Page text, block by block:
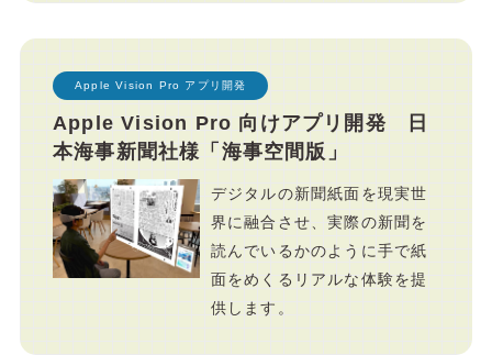
Apple Vision Pro アプリ開発
Apple Vision Pro 向けアプリ開発 日
本海事新聞社様「海事空間版」
デジタルの新聞紙面を現実世
界に融合させ、実際の新聞を
読んでいるかのように手で紙
面をめくるリアルな体験を提
供します。